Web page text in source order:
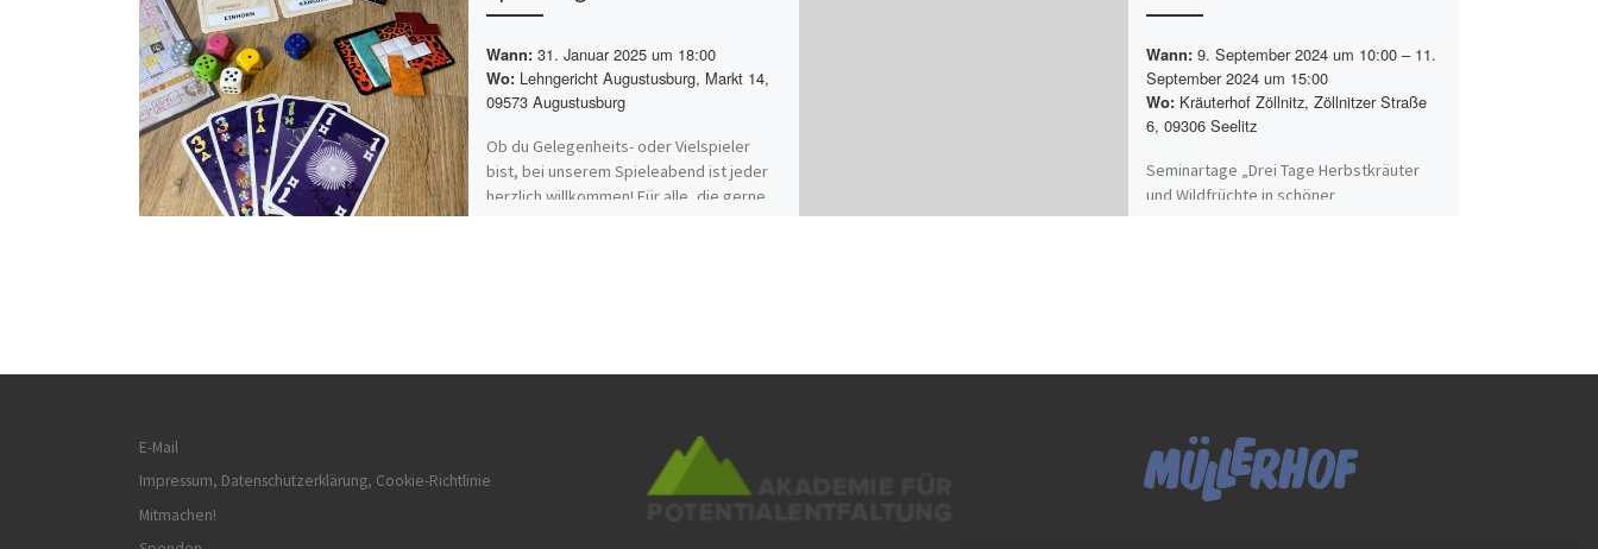
Wann: 31. Januar 2025 um 18:00
Wo: Lehngericht Augustusburg, Markt 14,
09573 Augustusburg
Ob du Gelegenheits- oder Vielspieler
bist, bei unserem Spieleabend ist jeder
herzlich willkommen! Für alle, die gerne
Wann: 9. September 2024 um 10:00 – 11.
September 2024 um 15:00
Wo: Kräuterhof Zöllnitz, Zöllnitzer Straße
6, 09306 Seelitz
Seminartage „Drei Tage Herbstkräuter
und Wildfrüchte in schöner
E-Mail
Impressum, Datenschutzerklärung, Cookie-Richtlinie
Mitmachen!